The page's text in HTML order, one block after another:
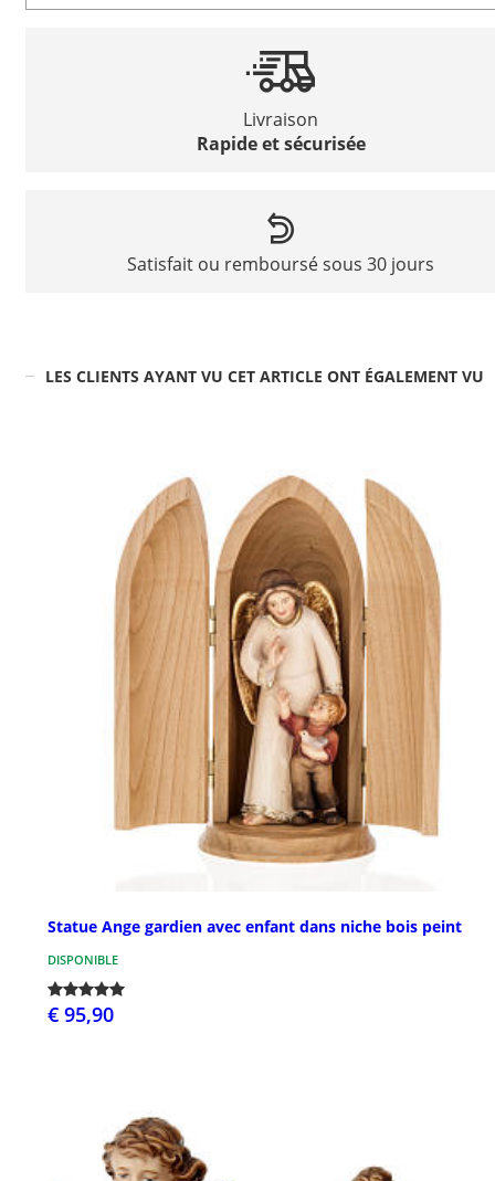
Livraison
Rapide et sécurisée
Satisfait ou remboursé sous 30 jours
LES CLIENTS AYANT VU CET ARTICLE ONT ÉGALEMENT VU
Statue Ange gardien avec enfant dans niche bois peint
DISPONIBLE
€ 95,90